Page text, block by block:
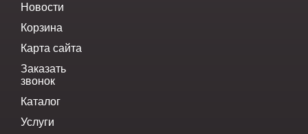
Новости
Корзина
Карта сайта
Заказать
звонок
Каталог
Услуги